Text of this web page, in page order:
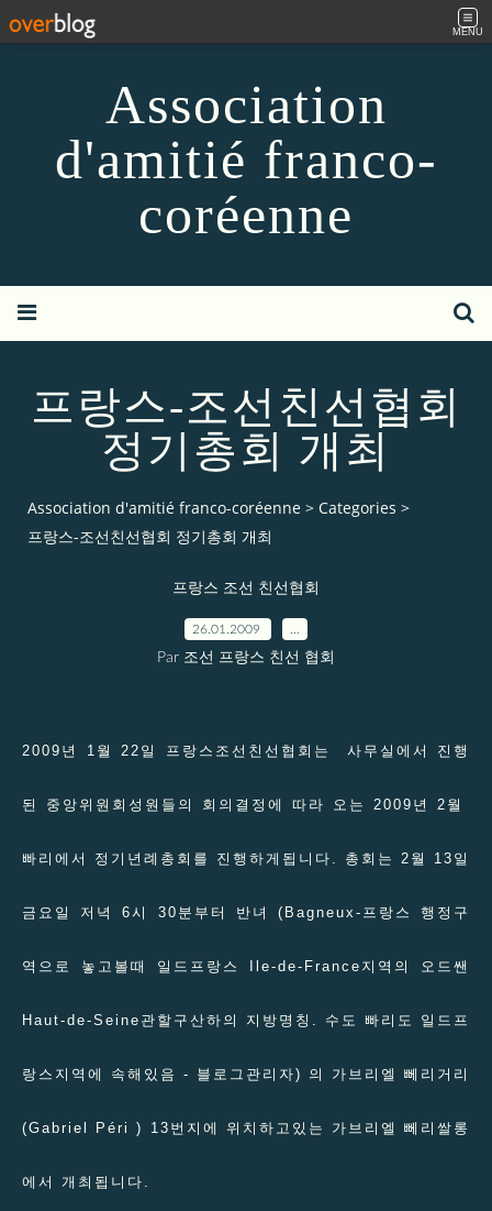
MENU
Association
d'amitié franco-
coréenne
프랑스-조선친선협회
정기총회 개최
Association d'amitié franco-coréenne > Categories >
프랑스-조선친선협회 정기총회 개최
프랑스 조선 친선협회
26.01.2009
Par 조선 프랑스 친선 협회
2009년 1월 22일 프랑스조선친선협회는 사무실에서 진행
된 중앙위원회성원들의 회의결정에 따라 오는 2009년 2월
빠리에서 정기년례총회를 진행하게됩니다. 총회는 2월 13일
금요일 저녁 6시 30분부터 반녀 (Bagneux-프랑스 행정구
역으로 놓고볼때 일드프랑스 Ile-de-France지역의 오드쌘
Haut-de-Seine관할구산하의 지방명칭. 수도 빠리도 일드프
랑스지역에 속해있음 - 블로그관리자) 의 가브리엘 뻬리거리
(Gabriel Péri ) 13번지에 위치하고있는 가브리엘 뻬리쌀롱
에서 개최됩니다.